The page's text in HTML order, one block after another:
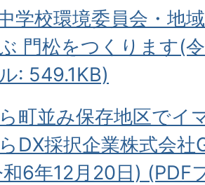
学校環境委員会・地
門松をつくります(
: 549.1KB)
町並み保存地区でイ
DX採択企業株式会社
6年12月20日) (PDF